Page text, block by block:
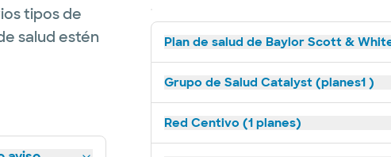
tipos de
salud estén
Plan de salud de Baylor Scott &
Grupo de Salud Catalyst (planes1 )
Red Centivo (1 planes)